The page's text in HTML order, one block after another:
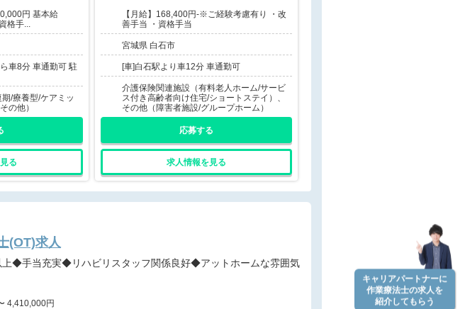
円 基本給
格手...
車8分 車通勤可 駐
/療養型/ケアミッ
の他）
る
【月給】168,400円-※ご経験考慮有り ・改
善手当 ・資格手当
宮城県 白石市
[車]白石駅より車12分 車通勤可
介護保険関連施設（有料老人ホーム/サービ
ス付き高齢者向け住宅/ショートステイ）、
その他（障害者施設/グループホーム）
応募する
求人情報を見る
(OT)求人
年収 3,021,000円 〜 4,410,000円
キャリアパートナーに
作業療法士の求人を
紹介してもらう